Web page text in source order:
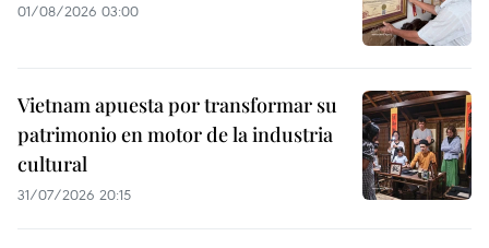
01/08/2026 03:00
Vietnam apuesta por transformar su
patrimonio en motor de la industria
cultural
31/07/2026 20:15